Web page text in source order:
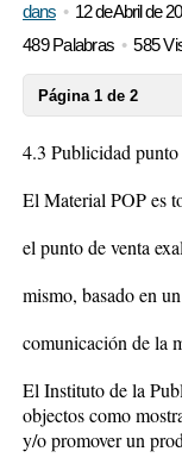
Iniciar sesión
dans
12 de Abril de
489 Palabras
585
Página 1 de 2
4.3 Publicidad punto
El Material POP es
el punto de venta
mismo, basado en
comunicación de la
El Instituto de la
objectos como
y/o promover un